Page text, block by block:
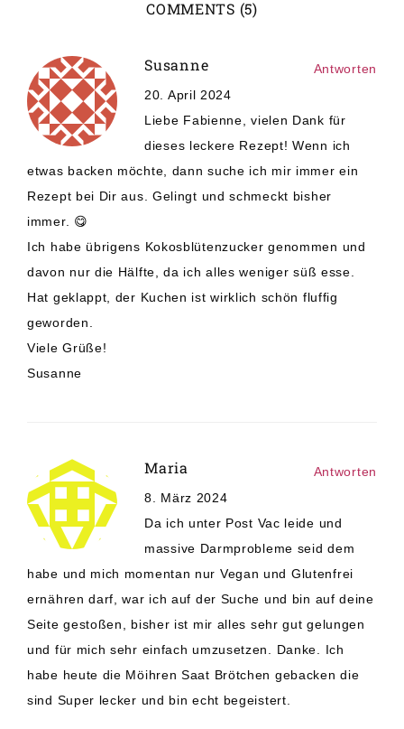
COMMENTS (5)
Susanne
20. April 2024
Liebe Fabienne, vielen Dank für
dieses leckere Rezept! Wenn ich
etwas backen möchte, dann suche ich mir immer ein
Rezept bei Dir aus. Gelingt und schmeckt bisher
immer. 😋
Ich habe übrigens Kokosblütenzucker genommen und
davon nur die Hälfte, da ich alles weniger süß esse.
Hat geklappt, der Kuchen ist wirklich schön fluffig
geworden.
Viele Grüße!
Susanne
Antworten
Maria
8. März 2024
Da ich unter Post Vac leide und
massive Darmprobleme seid dem
habe und mich momentan nur Vegan und Glutenfrei
ernähren darf, war ich auf der Suche und bin auf deine
Seite gestoßen, bisher ist mir alles sehr gut gelungen
und für mich sehr einfach umzusetzen. Danke. Ich
habe heute die Möihren Saat Brötchen gebacken die
sind Super lecker und bin echt begeistert.
Antworten